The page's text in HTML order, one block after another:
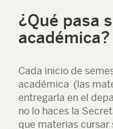
¿Qué pasa
académica?
Cada inicio de
académica (las
entregarla en el
no lo haces la
que materias cursar